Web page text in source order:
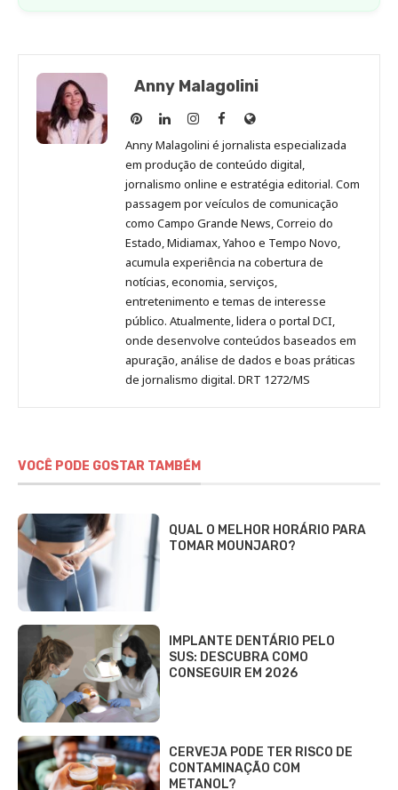
Anny Malagolini
Anny
Malagolini
no
Pinterest
Anny
Malagolini
no
LinkedIn
Anny
Malagolini
no
Instagram
Anny
Malagolini
no
Facebook
Site
de
Anny
Malagolini
Anny Malagolini é jornalista especializada
em produção de conteúdo digital,
jornalismo online e estratégia editorial. Com
passagem por veículos de comunicação
como Campo Grande News, Correio do
Estado, Midiamax, Yahoo e Tempo Novo,
acumula experiência na cobertura de
notícias, economia, serviços,
entretenimento e temas de interesse
público. Atualmente, lidera o portal DCI,
onde desenvolve conteúdos baseados em
apuração, análise de dados e boas práticas
de jornalismo digital. DRT 1272/MS
VOCÊ PODE GOSTAR TAMBÉM
QUAL O MELHOR HORÁRIO PARA
TOMAR MOUNJARO?
IMPLANTE DENTÁRIO PELO
SUS: DESCUBRA COMO
CONSEGUIR EM 2026
CERVEJA PODE TER RISCO DE
CONTAMINAÇÃO COM
METANOL?